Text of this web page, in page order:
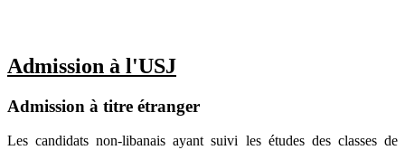
Admission à l'USJ
Admission à titre étranger
Les candidats non-libanais ayant suivi les études des classes de